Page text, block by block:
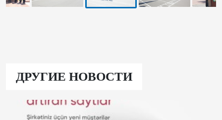
ДРУГИЕ НОВОСТИ